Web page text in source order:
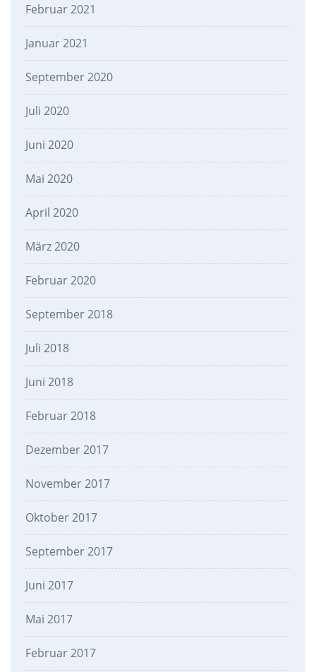
Februar 2021
Januar 2021
September 2020
Juli 2020
Juni 2020
Mai 2020
April 2020
März 2020
Februar 2020
September 2018
Juli 2018
Juni 2018
Februar 2018
Dezember 2017
November 2017
Oktober 2017
September 2017
Juni 2017
Mai 2017
Februar 2017